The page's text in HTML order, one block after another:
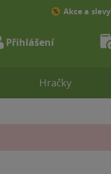
Hračky
Akce a slevy
Přihlášení